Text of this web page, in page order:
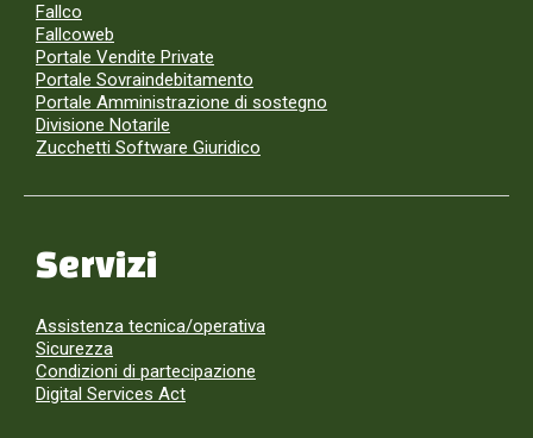
Fallco
Fallcoweb
Portale Vendite Private
Portale Sovraindebitamento
Portale Amministrazione di sostegno
Divisione Notarile
Zucchetti Software Giuridico
Servizi
Assistenza tecnica/operativa
Sicurezza
Condizioni di partecipazione
Digital Services Act